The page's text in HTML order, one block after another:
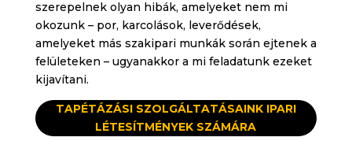
szerepelnek olyan hibák, amelyeket nem mi
okozunk – por, karcolások, leverődések,
amelyeket más szakipari munkák során ejtenek a
felületeken – ugyanakkor a mi feladatunk ezeket
kijavítani.
TAPÉTÁZÁSI SZOLGÁLTATÁSAINK IPARI
LÉTESÍTMÉNYEK SZÁMÁRA